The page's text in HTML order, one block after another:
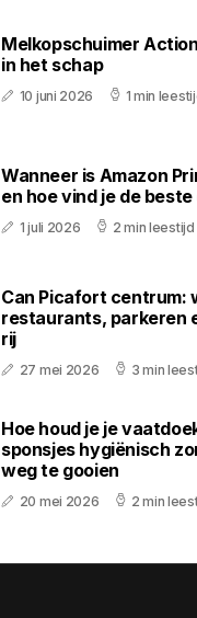
Melkopschuimer
in het schap
10 juni 2026 1 min
Wanneer is Amazon
en hoe vind je de beste
1 juli 2026 2 min leestijd
Can Picafort centrum:
restaurants, parkeren
rij
27 mei 2026 3 min
Hoe houd je je
sponsjes hygiënisch
weg te gooien
20 mei 2026 2 min